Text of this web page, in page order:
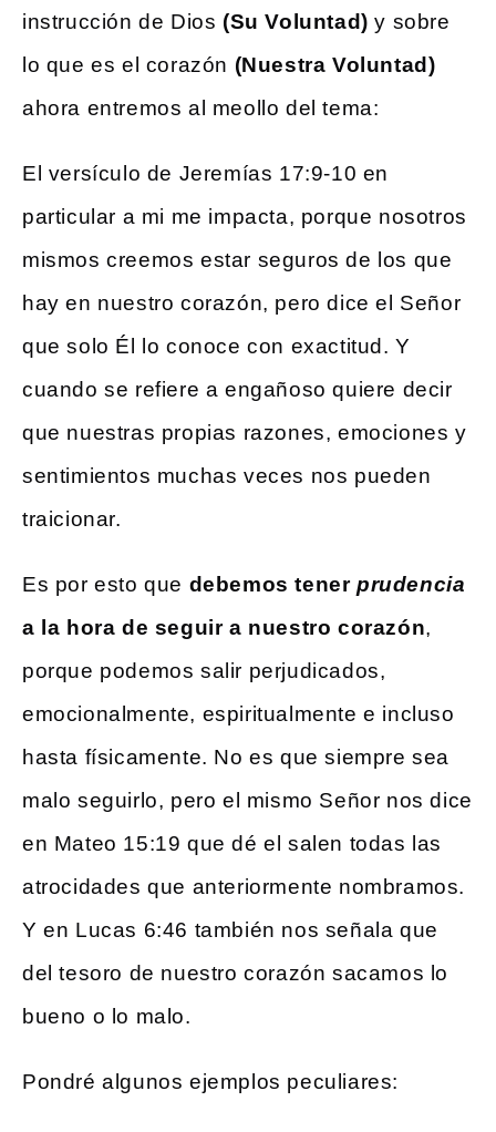
instrucción de Dios (Su Voluntad) y sobre
lo que es el corazón (Nuestra Voluntad)
ahora entremos al meollo del tema:
El versículo de Jeremías 17:9-10 en
particular a mi me impacta, porque nosotros
mismos creemos estar seguros de los que
hay en nuestro corazón, pero dice el Señor
que solo Él lo conoce con exactitud. Y
cuando se refiere a engañoso quiere decir
que nuestras propias razones, emociones y
sentimientos muchas veces nos pueden
traicionar.
Es por esto que debemos tenerprudencia
a la hora de seguir a nuestro corazón,
porque podemos salir perjudicados,
emocionalmente, espiritualmente e incluso
hasta físicamente. No es que siempre sea
malo seguirlo, pero el mismo Señor nos dice
en Mateo 15:19 que dé el salen todas las
atrocidades que anteriormente nombramos.
Y en Lucas 6:46 también nos señala que
del tesoro de nuestro corazón sacamos lo
bueno o lo malo.
Pondré algunos ejemplos peculiares: